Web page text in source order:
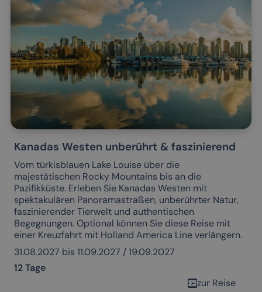
Kanadas Westen unberührt & faszinierend
Vom türkisblauen Lake Louise über die
majestätischen Rocky Mountains bis an die
Pazifikküste. Erleben Sie Kanadas Westen mit
spektakulären Panoramastraßen, unberührter Natur,
faszinierender Tierwelt und authentischen
Begegnungen. Optional können Sie diese Reise mit
einer Kreuzfahrt mit Holland America Line verlängern.
31.08.2027 bis 11.09.2027 / 19.09.2027
12 Tage
zur Reise